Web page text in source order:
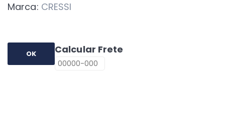
Marca: CRESSI
Calcular Frete
OK